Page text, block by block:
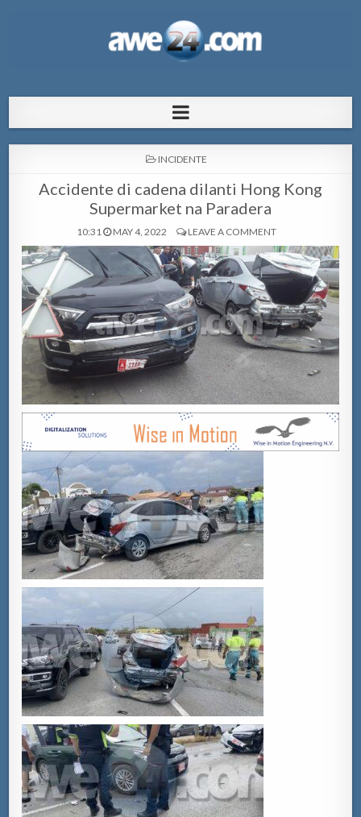
pa Aruba
POSTED
INCIDENTE
Accidente di cadena dilanti Hong Kong
Supermarket na Paradera
10:31 MAY 4, 2022 LEAVE A COMMENT